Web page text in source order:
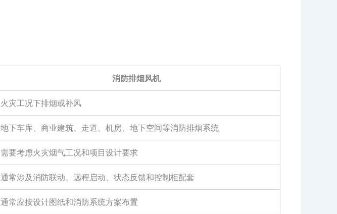
消防排烟风机
火灾工况下排烟或补风
地下车库、商业建筑、走道、机房、地下空间等消防排烟系统
需要考虑火灾烟气工况和项目设计要求
通常涉及消防联动、远程启动、状态反馈和控制柜配套
通常应按设计图纸和消防系统方案布置